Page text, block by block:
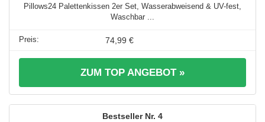
Pillows24 Palettenkissen 2er Set, Wasserabweisend & UV-fest,
Waschbar ...
74,99 €
ZUM TOP ANGEBOT »
4